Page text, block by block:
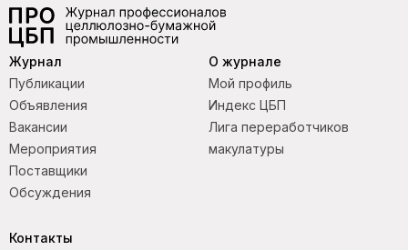
Контакты
О журнале
Мой профиль
Индекс ЦБП
Лига переработчиков
макулатуры
Журнал
Публикации
Объявления
Вакансии
Мероприятия
Поставщики
Обсуждения